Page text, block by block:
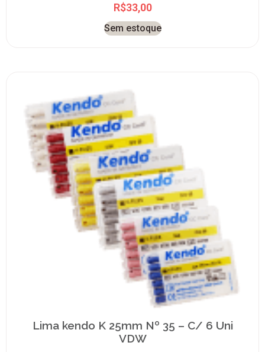
R$33,00
Sem estoque
Lima kendo K 25mm Nº 35 – C/ 6 Uni
VDW